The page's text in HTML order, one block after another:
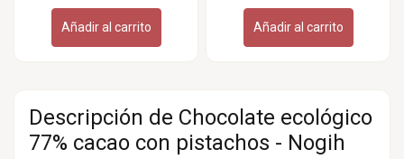
Añadir al carrito Añadir al carrito
Descripción de Chocolate ecológico
77% cacao con pistachos - Nogih